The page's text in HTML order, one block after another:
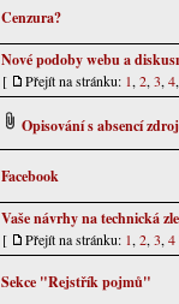
Cenzura?
Nové podoby webu a
[ Přejít na stránku: 1, 2, 3, 4,
Opisování s absencí
Facebook
Vaše návrhy na technická
[ Přejít na stránku: 1, 2, 3, 4
Sekce "Rejstřík pojmů"